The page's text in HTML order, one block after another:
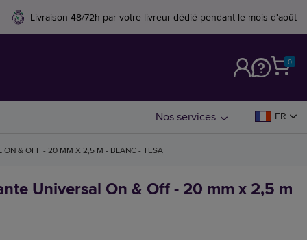
Livraison 48/72h par votre livreur dédié pendant le mois d'août
0
Nos services FR
ON & OFF - 20 MM X 2,5 M - BLANC - TESA
Universal On & Off - 20 mm x 2,5 m